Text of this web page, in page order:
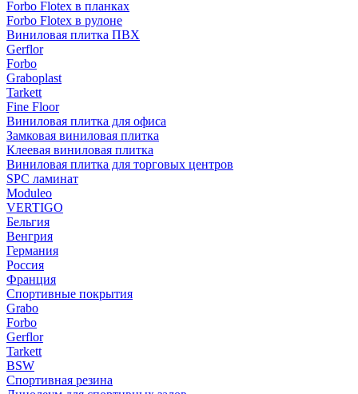
Forbo Flotex в планках
Forbo Flotex в рулоне
Виниловая плитка ПВХ
Gerflor
Forbo
Graboplast
Tarkett
Fine Floor
Виниловая плитка для офиса
Замковая виниловая плитка
Клеевая виниловая плитка
Виниловая плитка для торговых центров
SPC ламинат
Moduleo
VERTIGO
Бельгия
Венгрия
Германия
Россия
Франция
Спортивные покрытия
Grabo
Forbo
Gerflor
Tarkett
BSW
Спортивная резина